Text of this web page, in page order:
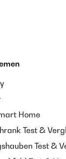
Home
Test &
Test &